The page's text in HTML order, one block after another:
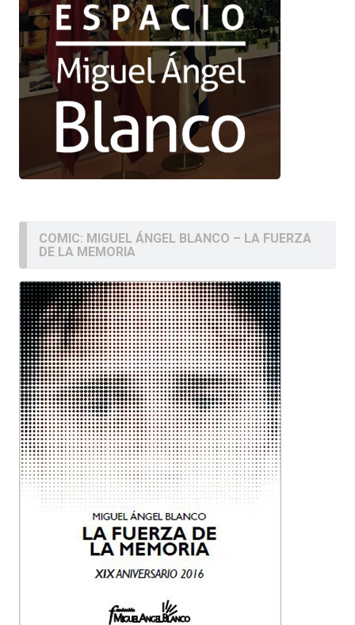
COMIC: MIGUEL ÁNGEL BLANCO – LA FUERZA
DE LA MEMORIA